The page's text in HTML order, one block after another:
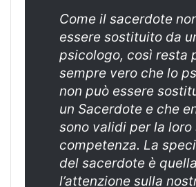
Come il sacerdote
essere sostituito da
psicologo, così resta
sempre vero che lo
non può essere
un Sacerdote e che
sono validi per la loro
competenza. La
del sacerdote è
l’attenzione sulla